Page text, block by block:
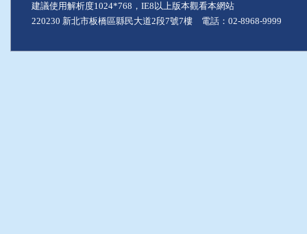
建議使用解析度1024*768，IE8以上版本觀看本網站
220230 新北市板橋區縣民大道2段7號7樓 電話：02-8968-9999